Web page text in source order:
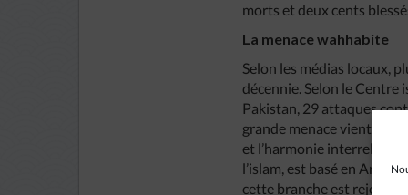
morts et deux cents
La menace wahhabite
Selon les médias locaux,
décennie. Selon le Centre
Pakistan, 29 attaques
grande menace vient des
et l’harmonie
l’islam, est basé en
cette branche est rejetée